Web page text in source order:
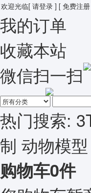
欢迎光临[ 请登录 ] [ 免费注
我的订单
收藏本站
微信扫一扫
热门搜索:
制 动物模型
购物车0件